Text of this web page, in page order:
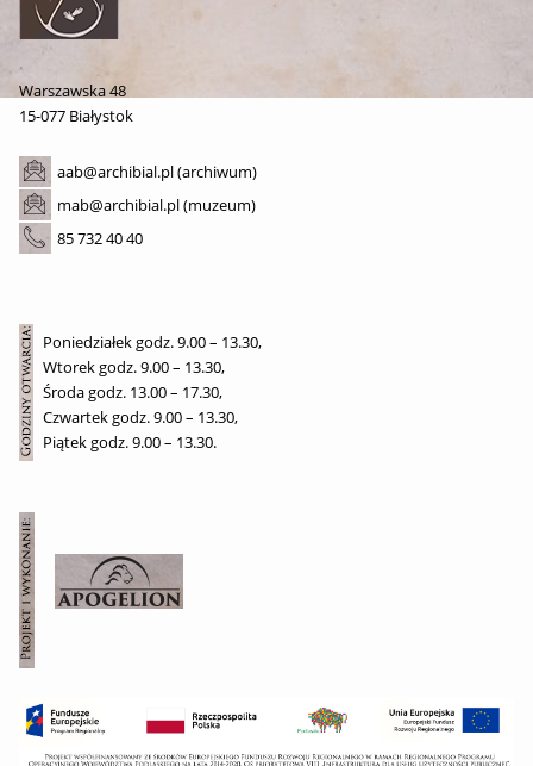
Warszawska 48
15-077 Białystok
aab@archibial.pl (archiwum)
mab@archibial.pl (muzeum)
85 732 40 40
Poniedziałek godz. 9.00 – 13.30,
Wtorek godz. 9.00 – 13.30,
Środa godz. 13.00 – 17.30,
Czwartek godz. 9.00 – 13.30,
Piątek godz. 9.00 – 13.30.